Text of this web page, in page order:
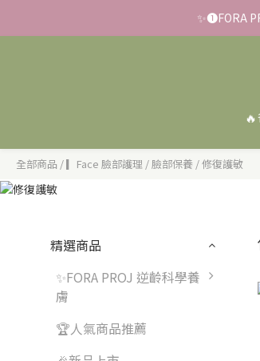
✨滿
✨➊FORA
📢【
✨
全部商品 /▎Face 臉部護理 /臉部保養 /修復護敏
精選商品
✨FORA PROJ 逆齡科學養
膚
🏆人氣商品推薦